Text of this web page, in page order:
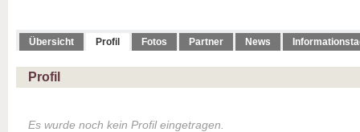
Übersicht Profil Fotos Partner News
Profil
Es wurde noch kein Profil eingetragen.